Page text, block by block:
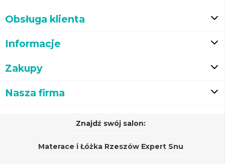
Obsługa klienta
Informacje
Zakupy
Nasza firma
Znajdź swój salon:
Materace i Łóżka Rzeszów Expert Snu